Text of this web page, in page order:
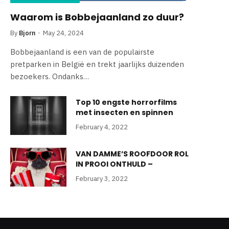
Waarom is Bobbejaanland zo duur?
By Bjorn May 24, 2024
Bobbejaanland is een van de populairste
pretparken in België en trekt jaarlijks duizenden
bezoekers. Ondanks…
Top 10 engste horrorfilms
met insecten en spinnen
February 4, 2022
VAN DAMME’S ROOFDOOR ROL
IN PROOI ONTHULD –
February 3, 2022